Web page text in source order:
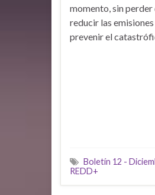
momento, sin
reducir las
prevenir el
Boletín 12 -
REDD+